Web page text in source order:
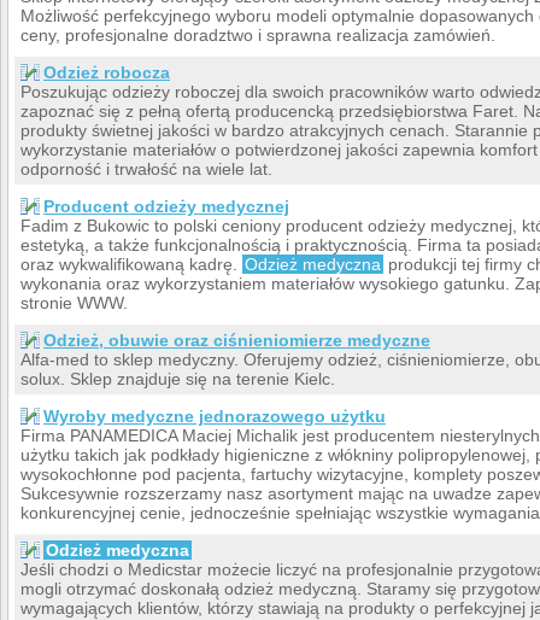
Możliwość perfekcyjnego wyboru modeli optymalnie
ceny, profesjonalne doradztwo i sprawna realizacja zamówień.
Odzież robocza
Poszukując odzieży roboczej dla swoich pracowników warto
zapoznać się z pełną ofertą producencką przedsiębiorstwa Faret.
produkty świetnej jakości w bardzo atrakcyjnych cenach. Starannie
wykorzystanie materiałów o potwierdzonej jakości zapewnia
odporność i trwałość na wiele lat.
Producent odzieży medycznej
Fadim z Bukowic to polski ceniony producent odzieży medycznej,
estetyką, a także funkcjonalnością i praktycznością. Firma ta
oraz wykwalifikowaną kadrę.
Odzież medyczna produkcji tej firmy
wykonania oraz wykorzystaniem materiałów wysokiego gatunku.
stronie WWW.
Odzież, obuwie oraz ciśnieniomierze medyczne
Alfa-med to sklep medyczny. Oferujemy odzież, ciśnieniomierze,
solux. Sklep znajduje się na terenie Kielc.
Wyroby medyczne jednorazowego użytku
Firma PANAMEDICA Maciej Michalik jest producentem
użytku takich jak podkłady higieniczne z włókniny polipropylenowej,
wysokochłonne pod pacjenta, fartuchy wizytacyjne, komplety
Sukcesywnie rozszerzamy nasz asortyment mając na uwadze
konkurencyjnej cenie, jednocześnie spełniając wszystkie
Odzież medyczna
Jeśli chodzi o Medicstar możecie liczyć na profesjonalnie
mogli otrzymać doskonałą odzież medyczną. Staramy się
wymagających klientów, którzy stawiają na produkty o perfekcyjnej